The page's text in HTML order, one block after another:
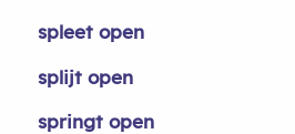
spleet open
splijt open
springt open